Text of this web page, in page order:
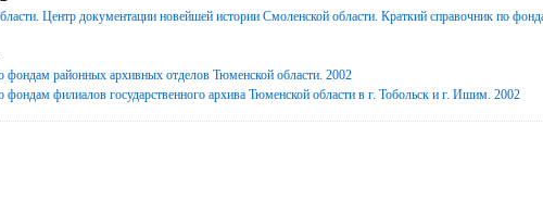
Центр документации новейшей истории Смоленской области. Краткий справочник по
фондам районных архивных отделов Тюменской области. 2002
фондам филиалов государственного архива Тюменской области в г. Тобольск и г. Ишим. 2002